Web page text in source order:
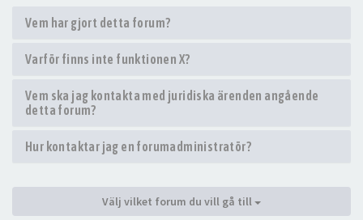
Vem har gjort detta forum?
Varför finns inte funktionen X?
Vem ska jag kontakta med juridiska ärenden angående
detta forum?
Hur kontaktar jag en forumadministratör?
Välj vilket forum du vill gå till